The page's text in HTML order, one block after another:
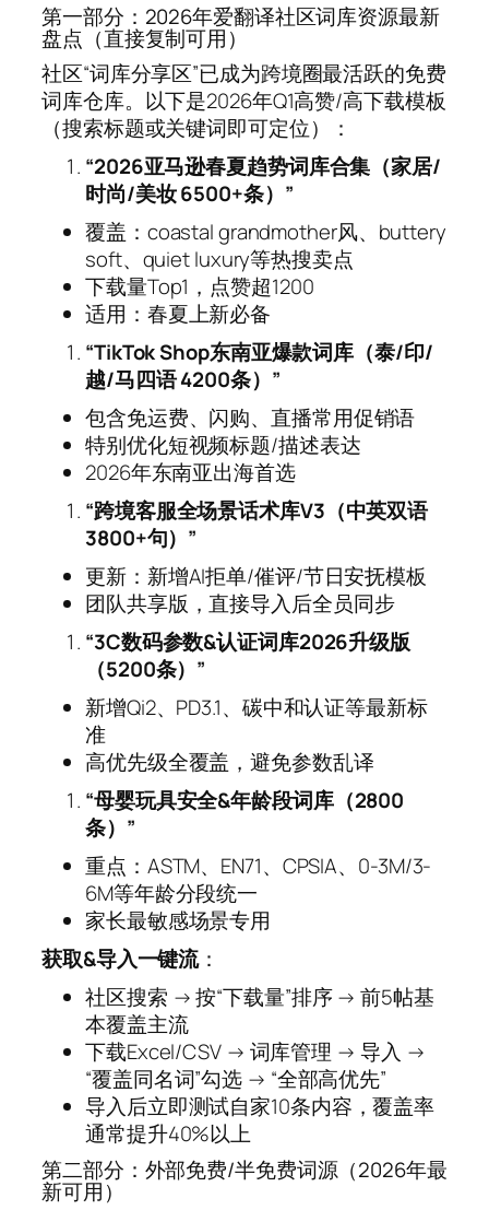
第一部分：2026年爱翻译社区词库资源最新
盘点（直接复制可用）
社区“词库分享区”已成为跨境圈最活跃的免费
词库仓库。以下是2026年Q1高赞/高下载模板
（搜索标题或关键词即可定位）：
“2026亚马逊春夏趋势词库合集（家居/
时尚/美妆 6500+条）”
覆盖：coastal grandmother风、buttery
soft、quiet luxury等热搜卖点
下载量Top1，点赞超1200
适用：春夏上新必备
“TikTok Shop东南亚爆款词库（泰/印/
越/马四语 4200条）”
包含免运费、闪购、直播常用促销语
特别优化短视频标题/描述表达
2026年东南亚出海首选
“跨境客服全场景话术库V3（中英双语
3800+句）”
更新：新增AI拒单/催评/节日安抚模板
团队共享版，直接导入后全员同步
“3C数码参数&认证词库2026升级版
（5200条）”
新增Qi2、PD3.1、碳中和认证等最新标
准
高优先级全覆盖，避免参数乱译
“母婴玩具安全&年龄段词库（2800
条）”
重点：ASTM、EN71、CPSIA、0-3M/3-
6M等年龄分段统一
家长最敏感场景专用
获取&导入一键流：
社区搜索 → 按“下载量”排序 → 前5帖基
本覆盖主流
下载Excel/CSV → 词库管理 → 导入 →
“覆盖同名词”勾选 → “全部高优先”
导入后立即测试自家10条内容，覆盖率
通常提升40%以上
第二部分：外部免费/半免费词源（2026年最
新可用）